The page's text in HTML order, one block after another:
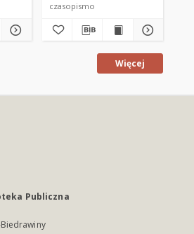
czasopismo
Więcej
Publiczna